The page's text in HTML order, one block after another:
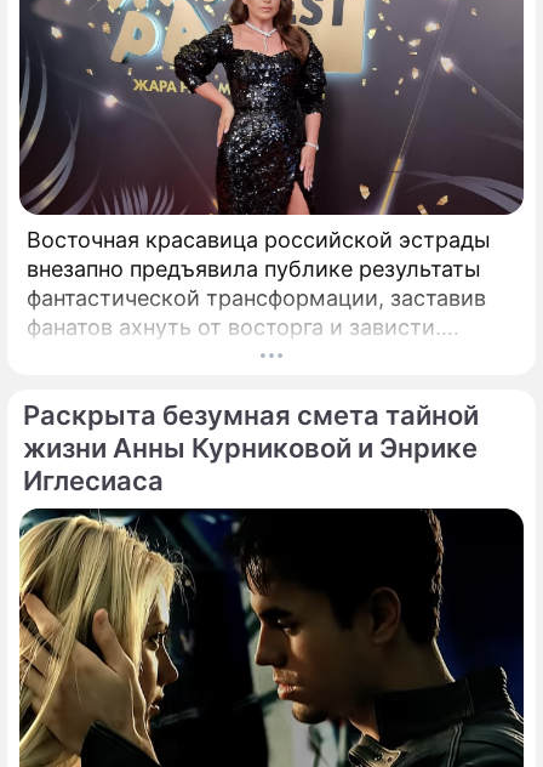
Восточная красавица российской эстрады
внезапно предъявила публике результаты
фантастической трансформации, заставив
фанатов ахнуть от восторга и зависти.
Знаменитая певица Жасмин всегда
формами, однако ее свежие снимки
спровоцировали настоящую бурю в Сети.
Раскрыта безумная смета тайной
жизни Анны Курниковой и Энрике
Иглесиаса